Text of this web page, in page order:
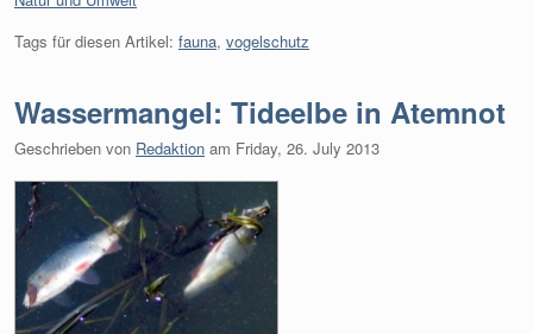
Tags für diesen Artikel: fauna, vogelschutz
Wassermangel: Tideelbe in Atemnot
Geschrieben von Redaktion am Friday, 26. July 2013